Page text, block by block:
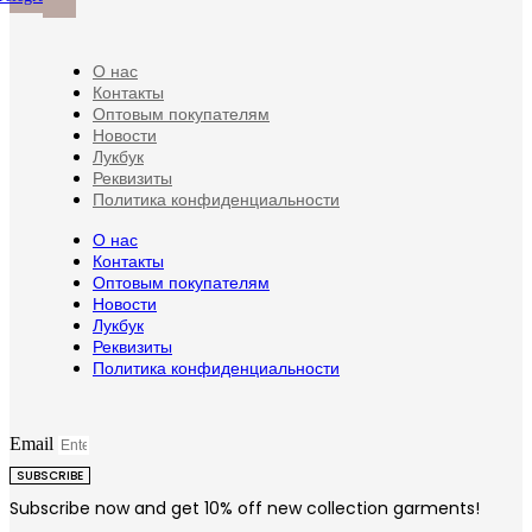
О нас
Контакты
Оптовым покупателям
Новости
Лукбук
Реквизиты
Политика конфиденциальности
О нас
Контакты
Оптовым покупателям
Новости
Лукбук
Реквизиты
Политика конфиденциальности
Email
SUBSCRIBE
Subscribe now and get 10% off new collection garments!